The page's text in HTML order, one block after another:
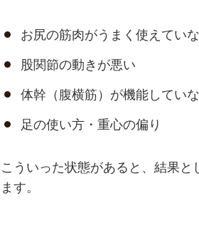
お尻の筋肉がうまく使えてい
股関節の動きが悪い
体幹（腹横筋）が機能してい
足の使い方・重心の偏り
こういった状態があると、結果
ます。